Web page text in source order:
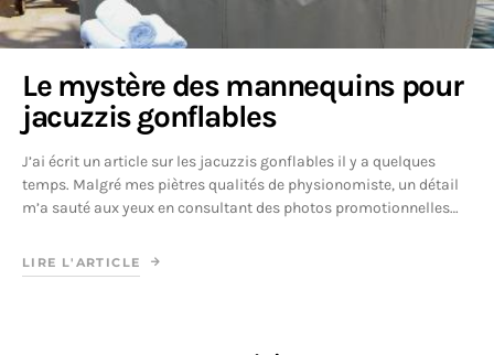
Le mystère des mannequins pour
jacuzzis gonflables
J’ai écrit un article sur les jacuzzis gonflables il y a quelques
temps. Malgré mes piètres qualités de physionomiste, un détail
m’a sauté aux yeux en consultant des photos promotionnelles…
LIRE L'ARTICLE